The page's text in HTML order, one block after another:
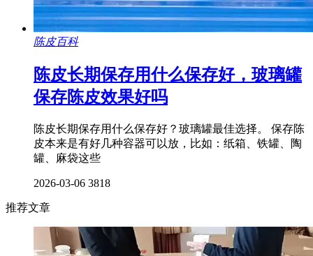
陈皮百科
陈皮长期保存用什么保存好，玻璃罐
保存陈皮效果好吗
陈皮长期保存用什么保存好？玻璃罐最佳选择。 保存陈
皮本来是有好几种容器可以放，比如：纸箱、铁罐、陶
罐、麻袋这些
2026-03-06 3818
推荐文章